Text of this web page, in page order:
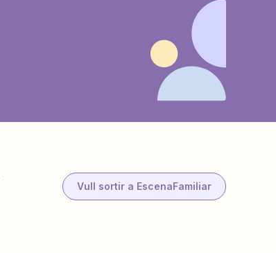
Vull sortir a EscenaFamiliar